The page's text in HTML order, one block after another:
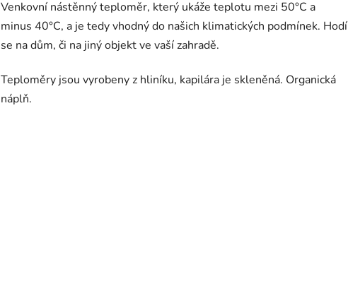
Venkovní nástěnný teploměr, který ukáže teplotu mezi 50°C a
minus 40°C, a je tedy vhodný do našich klimatických podmínek. Hodí
se na dům, či na jiný objekt ve vaší zahradě.
Teploměry jsou vyrobeny z hliníku, kapilára je skleněná. Organická
náplň.